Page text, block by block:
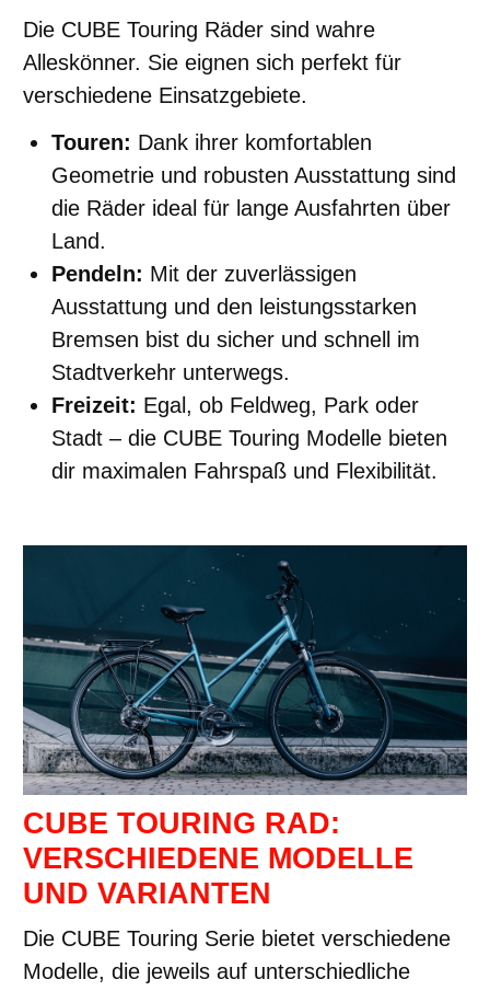
Die CUBE Touring Räder sind wahre
Alleskönner. Sie eignen sich perfekt für
verschiedene Einsatzgebiete.
Touren: Dank ihrer komfortablen
Geometrie und robusten Ausstattung sind
die Räder ideal für lange Ausfahrten über
Land.
Pendeln: Mit der zuverlässigen
Ausstattung und den leistungsstarken
Bremsen bist du sicher und schnell im
Stadtverkehr unterwegs.
Freizeit: Egal, ob Feldweg, Park oder
Stadt – die CUBE Touring Modelle bieten
dir maximalen Fahrspaß und Flexibilität.
CUBE TOURING RAD:
VERSCHIEDENE MODELLE
UND VARIANTEN
Die CUBE Touring Serie bietet verschiedene
Modelle, die jeweils auf unterschiedliche